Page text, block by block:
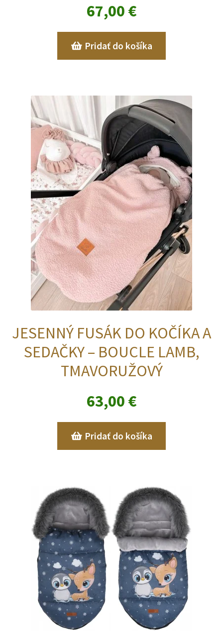
67,00 €
Pridať do košíka
JESENNÝ FUSÁK DO KOČÍKA A
SEDAČKY – BOUCLE LAMB,
TMAVORUŽOVÝ
63,00 €
Pridať do košíka